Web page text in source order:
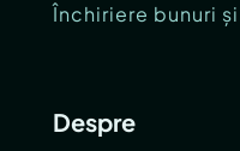
Închiriere bunuri
Despre